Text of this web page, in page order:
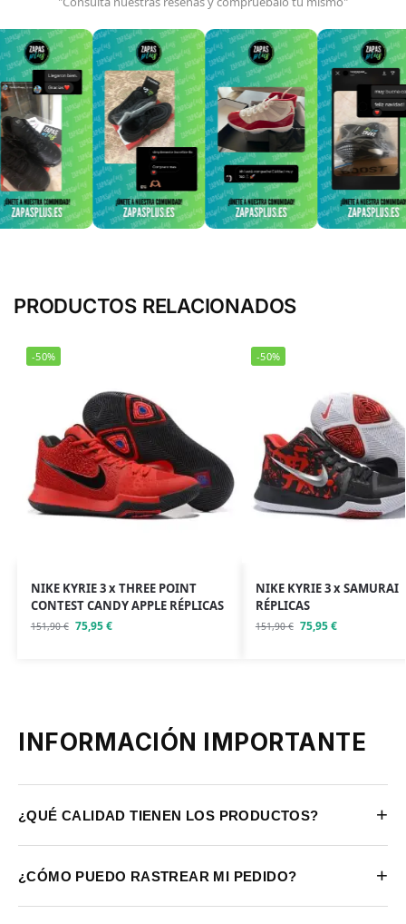
PRODUCTOS RELACIONADOS
-50%
NIKE KYRIE 3 x THREE POINT
CONTEST CANDY APPLE RÉPLICAS
151,90€ 75,95€
-50%
NIKE KYRIE 3 x SAMURAI
RÉPLICAS
151,90€ 75,95€
INFORMACIÓN IMPORTANTE
¿QUÉ CALIDAD TIENEN LOS PRODUCTOS? +
¿CÓMO PUEDO RASTREAR MI PEDIDO? +